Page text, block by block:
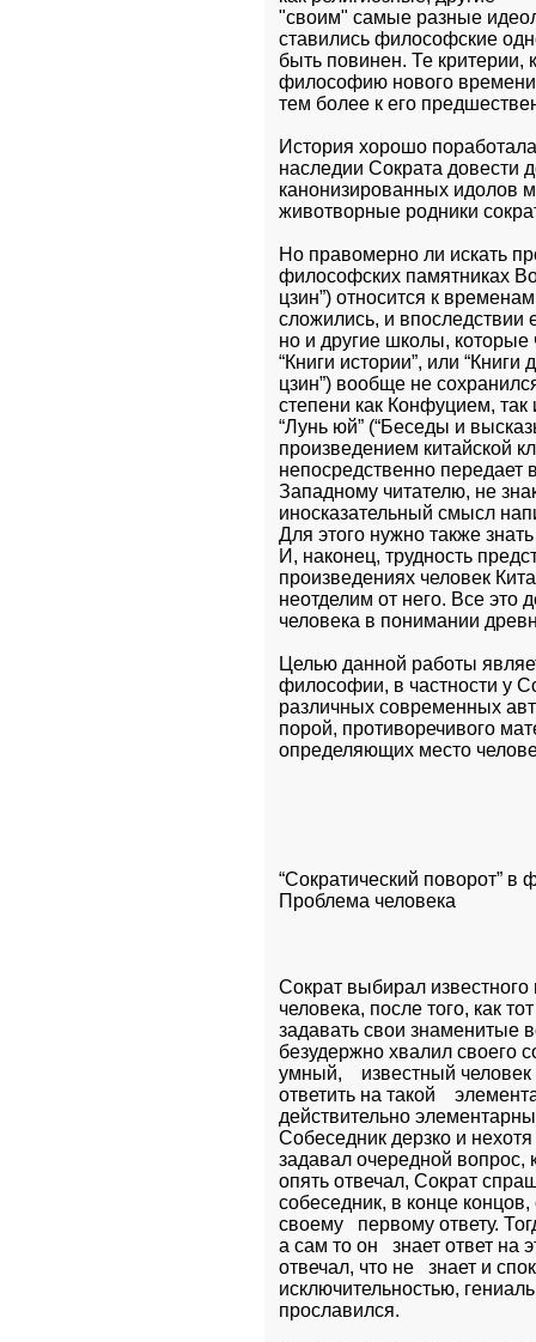
"своим" самые разные
ставились философские
быть повинен. Те критерии,
философию нового времени
тем более к его
История хорошо
наследии Сократа довести
канонизированных идолов
животворные родники
Но правомерно ли искать
философских памятниках
цзин”) относится к
сложились, и впоследствии
но и другие школы,
“Книги истории”, или “Книги
цзин”) вообще не
степени как Конфуцием,
“Лунь юй” (“Беседы и
произведением китайской
непосредственно
Западному читателю, не
иносказательный смысл
Для этого нужно также
И, наконец, трудность
произведениях человек
неотделим от него. Все это
человека в понимании
Целью данной работы
философии, в частности у
различных современных
порой, противоречивого
определяющих место
“Сократический поворот”
Проблема человека
Сократ выбирал известного
человека, после того, как
задавать свои знаменитые
безудержно хвалил своего
умный,    известный
ответить на такой
действительно
Собеседник дерзко и
задавал очередной вопрос,
опять отвечал, Сократ
собеседник, в конце
своему   первому ответу.
а сам то он   знает ответ
отвечал, что не   знает и
исключительностью,
прославился.